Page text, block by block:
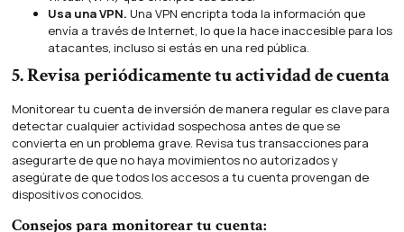
Usa una VPN. Una VPN encripta toda la información que
envía a través de Internet, lo que la hace inaccesible para los
atacantes, incluso si estás en una red pública.
5. Revisa periódicamente tu actividad de cuenta
Monitorear tu cuenta de inversión de manera regular es clave para
detectar cualquier actividad sospechosa antes de que se
convierta en un problema grave. Revisa tus transacciones para
asegurarte de que no haya movimientos no autorizados y
asegúrate de que todos los accesos a tu cuenta provengan de
dispositivos conocidos.
Consejos para monitorear tu cuenta: